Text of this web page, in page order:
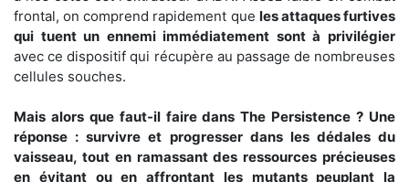
frontal, on comprend rapidement que les attaques furtives
qui tuent un ennemi immédiatement sont à privilégier
avec ce dispositif qui récupère au passage de nombreuses
cellules souches.
Mais alors que faut-il faire dans The Persistence ? Une
réponse : survivre et progresser dans les dédales du
vaisseau, tout en ramassant des ressources précieuses
en évitant ou en affrontant les mutants peuplant la